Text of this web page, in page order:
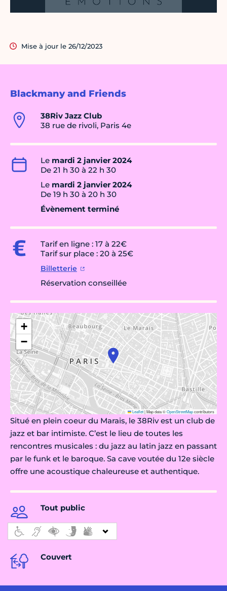
Blackmany and Friends
38Riv Jazz Club
38 rue de rivoli, Paris 4e
Le mardi 2 janvier 2024
De 21 h 30 à 22 h 30
Le mardi 2 janvier 2024
De 19 h 30 à 20 h 30
Évènement terminé
Tarif en ligne : 17 à 22€
Tarif sur place : 20 à 25€
Billetterie
Réservation conseillée
+
−
Leaflet|Map data ©OpenStreetMapcontributors
Situé en plein coeur du Marais, le 38Riv est un club de
jazz et bar intimiste. C’est le lieu de toutes les
rencontres musicales : du jazz au latin jazz en passant
par le funk et le baroque. Sa cave voutée du 12e siècle
offre une acoustique chaleureuse et authentique.
Tout public
Couvert
Mise à jour le 26/12/2023